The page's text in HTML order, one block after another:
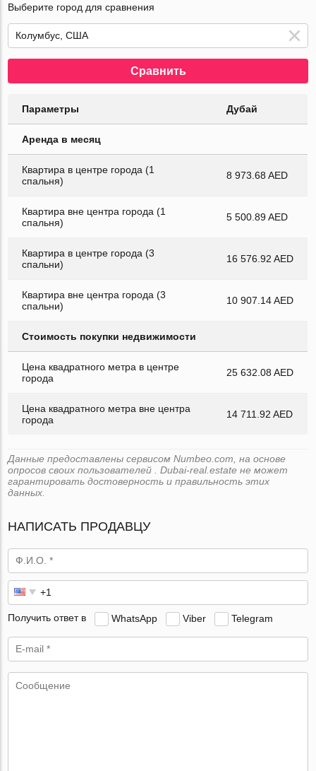
Выберите город для сравнения
Сравнить
Параметры Дубай
Аренда в месяц
Квартира в центре города (1
спальня)
8 973.68 AED
Квартира вне центра города (1
спальня)
5 500.89 AED
Квартира в центре города (3
спальни)
16 576.92 AED
Квартира вне центра города (3
спальни)
10 907.14 AED
Стоимость покупки недвижимости
Цена квадратного метра в центре
города
25 632.08 AED
Цена квадратного метра вне центра
города
14 711.92 AED
Данные предоставлены сервисом Numbeo.com, на основе
опросов своих пользователей . Dubai-real.estate не может
гарантировать достоверность и правильность этих
данных.
НАПИСАТЬ ПРОДАВЦУ
Получить ответ в WhatsApp Viber Telegram